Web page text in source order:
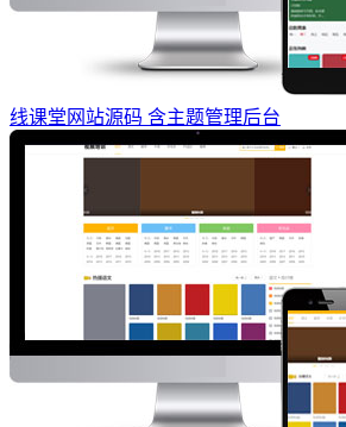
线课堂网站源码 含主题管理后台